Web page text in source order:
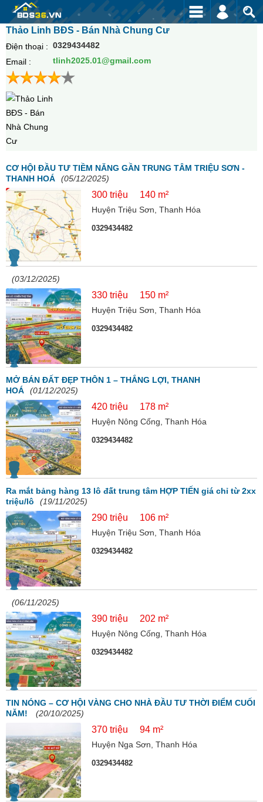
Thảo Linh BĐS - Bán Nhà Chung Cư
Điện thoại : 0329434482
Email :
tlinh2025.01@gmail.com
CƠ HỘI ĐẦU TƯ TIỀM NĂNG GẦN TRUNG TÂM TRIỆU SƠN -
THANH HOÁ
(05/12/2025)
300 triệu 140 m²
Huyện Triệu Sơn, Thanh Hóa
0329434482
(03/12/2025)
330 triệu 150 m²
Huyện Triệu Sơn, Thanh Hóa
0329434482
MỞ BÁN ĐẤT ĐẸP THÔN 1 – THẮNG LỢI, THANH
HOÁ
(01/12/2025)
420 triệu 178 m²
Huyện Nông Cống, Thanh Hóa
0329434482
Ra mắt bảng hàng 13 lô đất trung tâm HỢP TIẾN giá chỉ từ 2xx
triệu/lô
(19/11/2025)
290 triệu 106 m²
Huyện Triệu Sơn, Thanh Hóa
0329434482
(06/11/2025)
390 triệu 202 m²
Huyện Nông Cống, Thanh Hóa
0329434482
TIN NÓNG – CƠ HỘI VÀNG CHO NHÀ ĐẦU TƯ THỜI ĐIỂM CUỐI
NĂM!
(20/10/2025)
370 triệu 94 m²
Huyện Nga Sơn, Thanh Hóa
0329434482